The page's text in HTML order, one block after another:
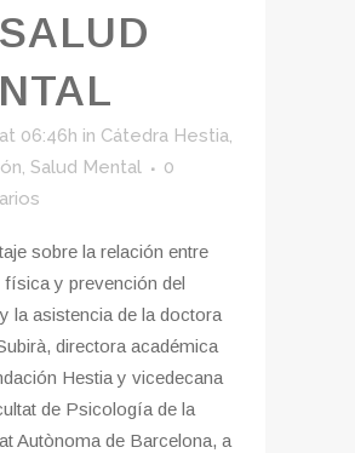
06:46h in Cátedra Hestia,
, Salud Mental
0
sobre la relación entre
física y prevención del
la asistencia de la doctora
directora académica
Hestia y vicedecana
de Psicología de la
Autònoma de Barcelona, a